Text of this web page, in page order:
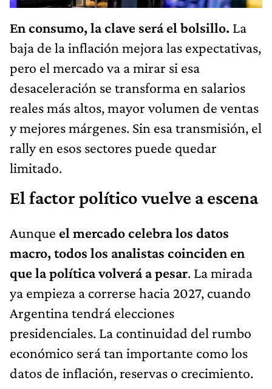
En consumo, la clave será el bolsillo. La
baja de la inflación mejora las expectativas,
pero el mercado va a mirar si esa
desaceleración se transforma en salarios
reales más altos, mayor volumen de ventas
y mejores márgenes. Sin esa transmisión, el
rally en esos sectores puede quedar
limitado.
El factor político vuelve a escena
Aunque el mercado celebra los datos
macro, todos los analistas coinciden en
que la política volverá a pesar. La mirada
ya empieza a correrse hacia 2027, cuando
Argentina tendrá elecciones
presidenciales. La continuidad del rumbo
económico será tan importante como los
datos de inflación, reservas o crecimiento.